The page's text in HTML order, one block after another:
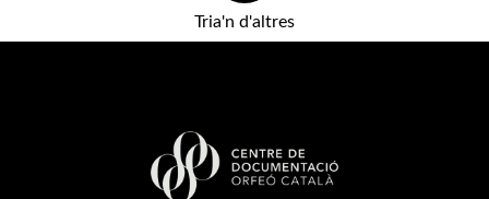
Tria'n d'altres